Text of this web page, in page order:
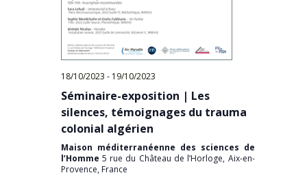
18/10/2023 - 19/10/2023
Séminaire-exposition | Les
silences, témoignages du trauma
colonial algérien
Maison méditerranéenne des sciences de
l’Homme 5 rue du Château de l’Horloge, Aix-en-
Provence, France